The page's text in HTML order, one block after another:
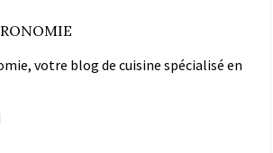
votre blog de cuisine spécialisé en